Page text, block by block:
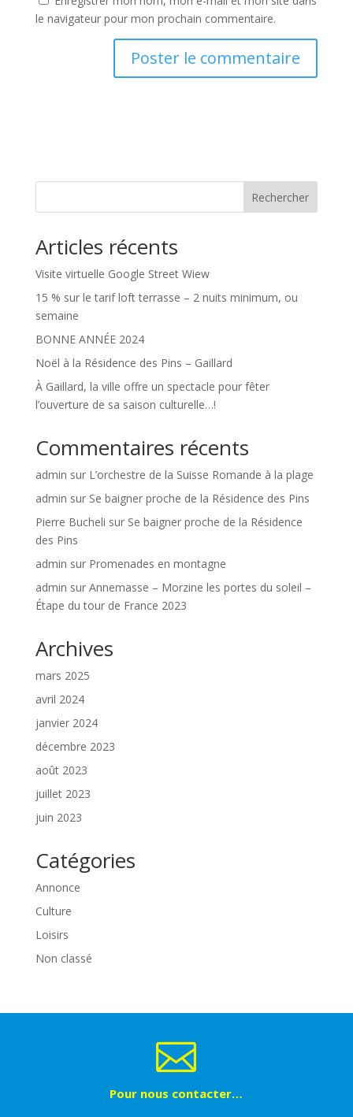
le navigateur pour mon prochain commentaire.
Rechercher
Articles récents
Visite virtuelle Google Street Wiew
15 % sur le tarif loft terrasse – 2 nuits minimum, ou
semaine
BONNE ANNÉE 2024
Noël à la Résidence des Pins – Gaillard
À Gaillard, la ville offre un spectacle pour fêter
l’ouverture de sa saison culturelle…!
Commentaires récents
admin sur L’orchestre de la Suisse Romande à la plage
admin sur Se baigner proche de la Résidence des Pins
Pierre Bucheli sur Se baigner proche de la Résidence
des Pins
admin sur Promenades en montagne
admin sur Annemasse – Morzine les portes du soleil –
Étape du tour de France 2023
Archives
mars 2025
avril 2024
janvier 2024
décembre 2023
août 2023
juillet 2023
juin 2023
Catégories
Annonce
Culture
Loisirs
Non classé

Pour nous contacter…